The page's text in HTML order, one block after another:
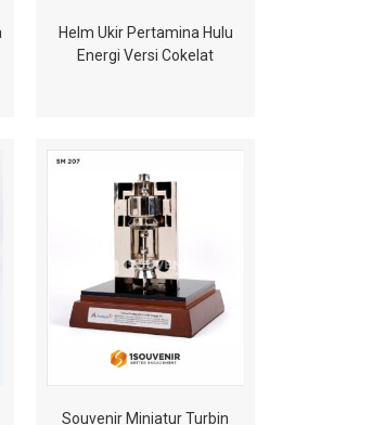
Helm Ukir Pertamina Hulu
Energi Versi Cokelat
Souvenir Miniatur Turbin